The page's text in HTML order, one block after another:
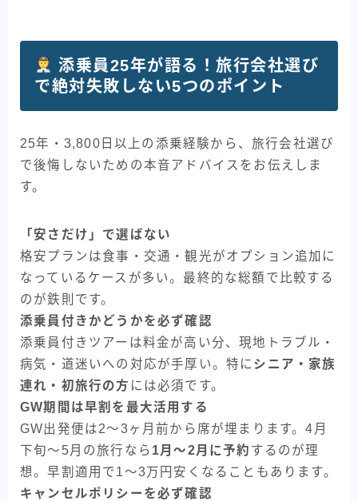
添乗員25年が語る！旅行会社選び
で絶対失敗しない5つのポイント
25年・3,800日以上の添乗経験から、旅行会社選び
で後悔しないための本音アドバイスをお伝えしま
す。
「安さだけ」で選ばない
格安プランは食事・交通・観光がオプション追加に
なっているケースが多い。最終的な総額で比較する
のが鉄則です。
添乗員付きかどうかを必ず確認
添乗員付きツアーは料金が高い分、現地トラブル・
病気・道迷いへの対応が手厚い。特に シニア・家族
連れ・初旅行の方 には必須です。
GW期間は早割を最大活用する
GW出発便は2〜3ヶ月前から席が埋まります。4月
下旬〜5月の旅行なら 1月〜2月に予約 するのが理
想。早割適用で1〜3万円安くなることもあります。
キャンセルポリシーを必ず確認